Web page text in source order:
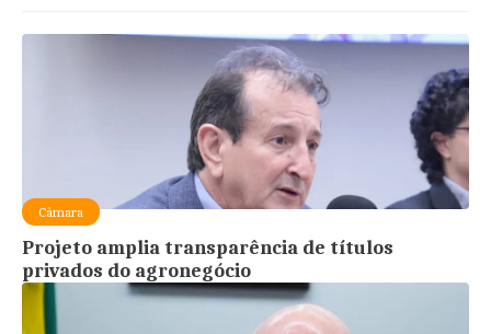
Câmara
Projeto amplia transparência de títulos
privados do agronegócio